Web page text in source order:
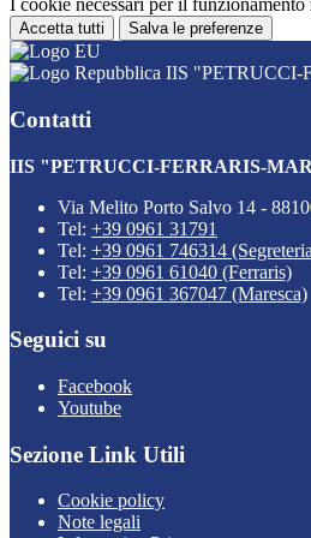
I cookie necessari per il
Accetta tutti Salva le preferenze
IIS "PETRUCCI-
Contatti
IIS "PETRUCCI-FERRARIS-
Via Melito Porto Salvo 14 -
Tel: +39 0961 31791
Tel: +39 0961 746314
Tel: +39 0961 61040 (Ferraris)
Tel: +39 0961 367047 (Maresca)
Seguici su
Facebook
Youtube
Sezione Link Utili
Cookie policy
Note legali